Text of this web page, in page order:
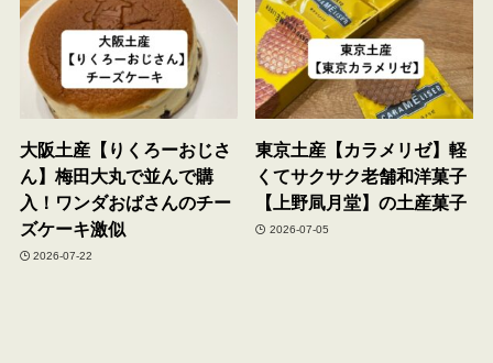
大阪土産【りくろーおじさ
ん】梅田大丸で並んで購
入！ワンダおばさんのチー
ズケーキ激似
2026-07-22
東京土産【カラメリゼ】軽
くてサクサク老舗和洋菓子
【上野凬月堂】の土産菓子
2026-07-05